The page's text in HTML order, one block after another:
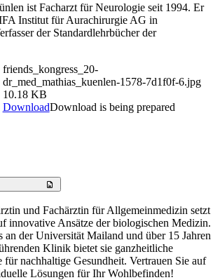
ist Facharzt für Neurologie seit 1994. Er
Institut für Aurachirurgie AG in
der Standardlehrbücher der
friends_kongress_20-
dr_med_mathias_kuenlen-1578-7d1f0f-6.jpg
10.18 KB
DownloadDownload is being prepared
und Fachärztin für Allgemeinmedizin setzt
innovative Ansätze der biologischen Medizin.
an der Universität Mailand und über 15 Jahren
Klinik bietet sie ganzheitliche
für nachhaltige Gesundheit. Vertrauen Sie auf
Lösungen für Ihr Wohlbefinden!